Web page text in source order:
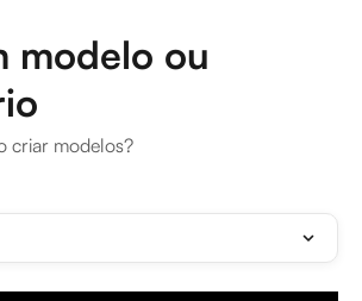
modelo ou
criar modelos?